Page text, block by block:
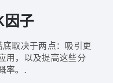
因子
取决于两点：吸引更
用，以及提高这些分
率。.